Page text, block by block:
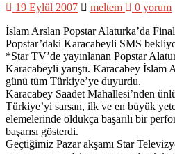
19 Eylül 2007 meltem
0 yorum
İslam Arslan Popstar Alaturka’da
Popstar’daki Karacabeyli SMS
*Star TV’de yayınlanan Popstar
Karacabeyli yarıştı. Karacabey İslam
günü tüm Türkiye’ye duyurdu.
Karacabey Saadet Mahallesi’nden
Türkiye’yi sarsan, ilk ve en büyük
elemelerinde oldukça başarılı bir
başarısı gösterdi.
Geçtiğimiz Pazar akşamı Star